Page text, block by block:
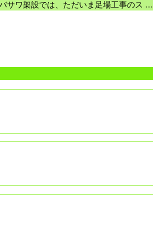
サワ架設では、ただいま足場工事のス …